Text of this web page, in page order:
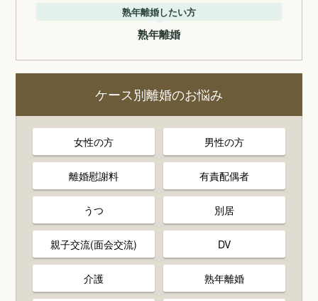
熟年離婚したい方
熟年離婚
ケース別離婚のお悩み
女性の方 男性の方
離婚慰謝料 有責配偶者
うつ 別居
親子交流(面会交流) DV
介護 熟年離婚